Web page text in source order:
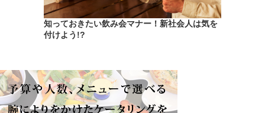
知っておきたい飲み会マナー！新社会人は気を
付けよう!?